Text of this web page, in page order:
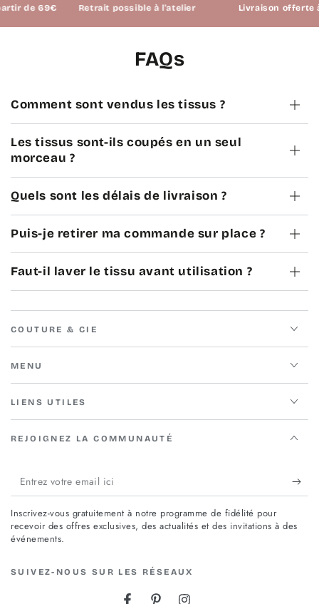
de 69€ Retrait possible à l'atelier Livraison offerte à
FAQs
Comment sont vendus les tissus ?
Les tissus sont-ils coupés en un seul
morceau ?
Quels sont les délais de livraison ?
Puis-je retirer ma commande sur place ?
Faut-il laver le tissu avant utilisation ?
COUTURE & CIE
MENU
LIENS UTILES
REJOIGNEZ LA COMMUNAUTÉ
Entrez
votre
email
ici
Inscrivez-vous gratuitement à notre programme de fidélité pour
recevoir des offres exclusives, des actualités et des invitations à des
événements.
SUIVEZ-NOUS SUR LES RÉSEAUX